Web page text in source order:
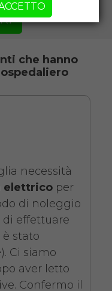
Il
7 giorni
da
+
che hanno
necessità
elettrico per
di noleggio
di effettuare
stato
Ci siamo
aver letto
Confermo il